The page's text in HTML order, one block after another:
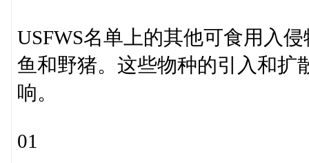
USFWS名单上的其他可食用入
鱼和野猪。这些物种的引入和扩
响。
01